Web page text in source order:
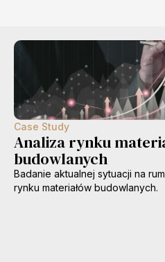
Case Study
Analiza rynku
budowlanych
Badanie aktualnej sytuacji na
rynku materiałów budowlanych.